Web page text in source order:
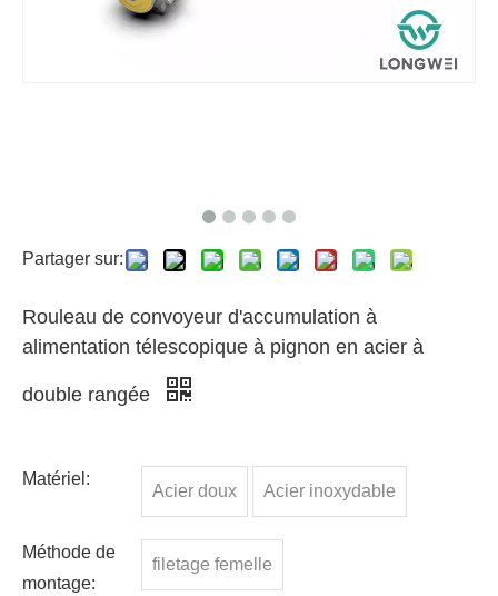
Partager sur:
Rouleau de convoyeur d'accumulation à
alimentation télescopique à pignon en acier à
double rangée
Matériel:
Acier doux Acier inoxydable
Méthode de
montage:
filetage femelle